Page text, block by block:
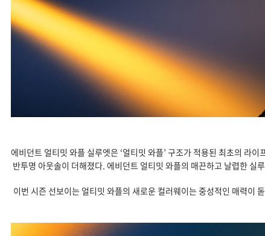
에비던트 얼티밋 와플 실루엣은 ‘얼티밋 와플’ 구조가 적용된 최초의
반투명 아웃솔이 더해졌다. 에비던트 얼티밋 와플의 매끈하고 날렵한
이번 시즌 선보이는 얼티밋 와플의 새로운 컬러웨이는 중성적인 매력